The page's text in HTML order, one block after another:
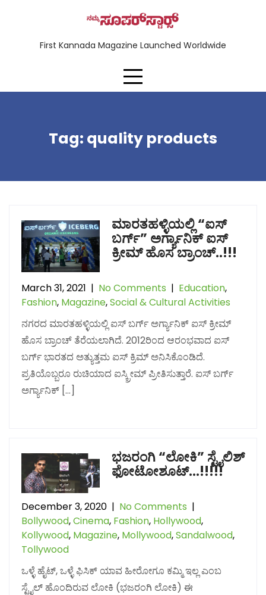
First Kannada Magazine Launched Worldwide
Tag: quality products
ಮಾರತಹಳ್ಳಿಯಲ್ಲಿ “ಐಸ್
ಬರ್ಗ್” ಅರ್ಗ್ಯಾನಿಕ್ ಐಸ್
ಕ್ರೀಮ್ ಹೊಸ ಬ್ರಾಂಚ್..!!!
March 31, 2021 | No Comments | Education,
Fashion, Magazine,Social & Cultural Activities
ನಗರದ ಮಾರತಹಳ್ಳಿಯಲ್ಲಿ ಐಸ್ ಬರ್ಗ್ ಅರ್ಗ್ಯಾನಿಕ್ ಐಸ್ ಕ್ರೀಮ್
ಹೊಸ ಬ್ರಾಂಚ್ ತೆರೆಯಲಾಗಿದೆ. 2012ರಿಂದ ಆರಂಭವಾದ ಐಸ್
ಬರ್ಗ್ ಭಾರತದ ಅತ್ಯುತ್ತಮ ಐಸ್ ಕ್ರಿಮ್ ಅನಿಸಿಕೊಂಡಿದೆ.
ಪ್ರತಿಯೊಬ್ಬರೂ ರುಚಿಯಾದ ಐಸ್ಕ್ರೀಮ್ ಪ್ರೀತಿಸುತ್ತಾರೆ. ಐಸ್ ಬರ್ಗ್
ಅರ್ಗ್ಯಾನಿಕ್ […]
ಭಜರಂಗಿ “ಲೋಕಿ” ಸ್ಟೈಲಿಶ್
ಫೋಟೋಶೂಟ್…!!!!!
December 3, 2020 | No Comments |
Bollywood,Cinema, Fashion, Hollywood,
Kollywood, Magazine, Mollywood,Sandalwood,
Tollywood
ಒಳ್ಳೆ ಹೈಟ್, ಒಳ್ಳೆ ಫಿಸಿಕ್ ಯಾವ ಹೀರೋಗೂ ಕಮ್ಮಿ ಇಲ್ಲ ಎಂಬ
ಸ್ಟೈಲ್ ಹೊಂದಿರುವ ಲೋಕಿ (ಭಜರಂಗಿ ಲೋಕಿ) ಈ